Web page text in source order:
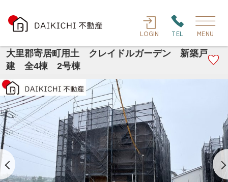
LOGIN TEL MENU
大里郡寄居町用土 クレイドルガーデン 新築戸
建 全4棟 2号棟